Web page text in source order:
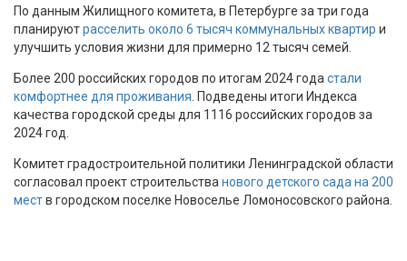
По данным Жилищного комитета, в Петербурге за три года
планируютрасселить около 6 тысяч коммунальных квартир и
улучшить условия жизни для примерно 12 тысяч семей.
Более 200 российских городов по итогам 2024 года стали
комфортнее для проживания . Подведены итоги Индекса
качества городской среды для 1116 российских городов за
2024 год.
Комитет градостроительной политики Ленинградской области
согласовал проект строительства нового детского сада на 200
меств городском поселке Новоселье Ломоносовского района.